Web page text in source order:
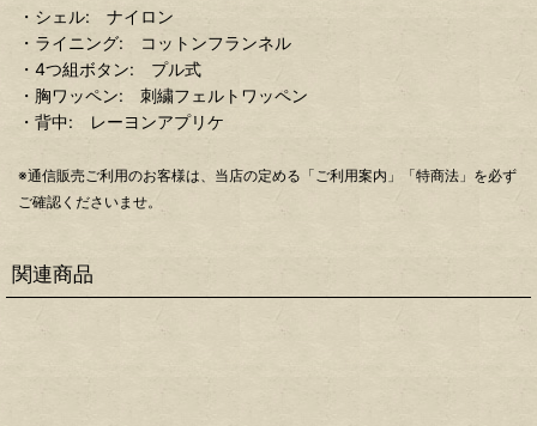
・シェル: ナイロン
・ライニング: コットンフランネル
・4つ組ボタン: プル式
・胸ワッペン: 刺繍フェルトワッペン
・背中: レーヨンアプリケ
※通信販売ご利用のお客様は、当店の定める「ご利用案内」「特商法」を必ず
ご確認くださいませ。
関連商品